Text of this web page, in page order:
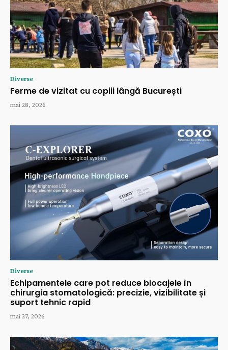
Diverse
Ferme de vizitat cu copiii lângă București
mai 28, 2026
Diverse
Echipamentele care pot reduce blocajele în
chirurgia stomatologică: precizie, vizibilitate și
suport tehnic rapid
mai 27, 2026